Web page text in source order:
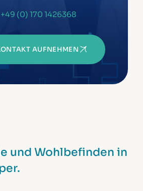
+49 (0) 170 1426368
AUFNEHMEN
und Wohlbefinden in